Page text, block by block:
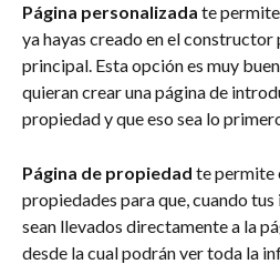
Página personalizada te
ya hayas creado en el constructor
principal. Esta opción es muy
quieran crear una página de
propiedad y que eso sea lo
Página de propiedad te permite
propiedades para que, cuando
sean llevados directamente a la
desde la cual podrán ver toda la